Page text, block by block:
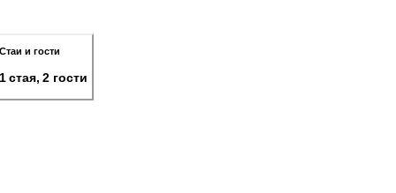
Стаи и гости
1 стая, 2 гости